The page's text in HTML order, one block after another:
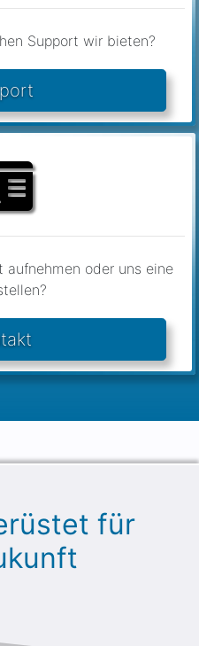
Support wir bieten?
oder uns eine